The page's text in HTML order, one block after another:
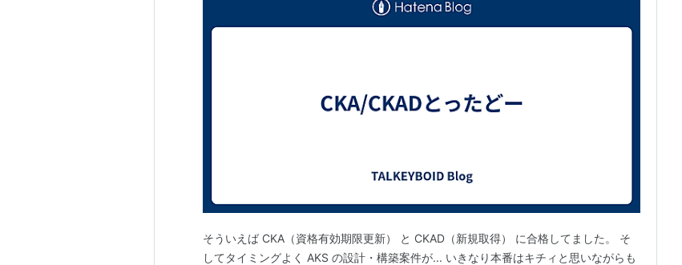
そういえば CKA（資格有効期限更新） と CKAD（新規取得） に合格してました。 そ
してタイミングよく AKS の設計・構築案件が... いきなり本番はキチィと思いながらも